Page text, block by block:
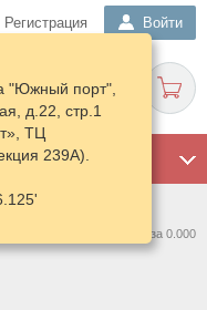
Регистрация Войти
"Южный порт",
д.22, стр.1
ТЦ
239А).
Нашлось предложений: 0 за 0.000